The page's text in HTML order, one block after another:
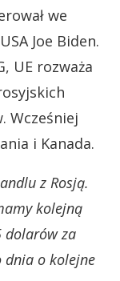
we
Joe Biden.
UE rozważa
Wcześniej
i Kanada.
z Rosją.
kolejną
dolarów za
dnia o kolejne